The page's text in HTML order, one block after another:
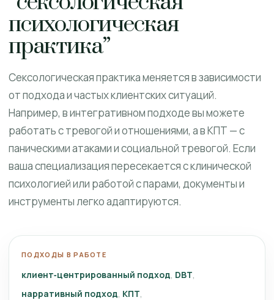
психологическая
практика”
Сексологическая практика меняется в зависимости
от подхода и частых клиентских ситуаций.
Например, в интегративном подходе вы можете
работать с тревогой и отношениями, а в КПТ — с
паническими атаками и социальной тревогой. Если
ваша специализация пересекается с клинической
психологией или работой с парами, документы и
инструменты легко адаптируются.
ПОДХОДЫ В РАБОТЕ
клиент‑центрированный подход DBT
нарративный подход КПТ